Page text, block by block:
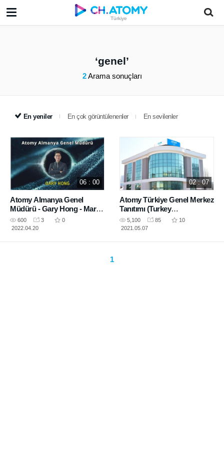
Türkiye
genel
2Arama sonuçları
En yeniler En çok görüntülenenler En sevilenler
06 : 00
Atomy Almanya Genel
Müdürü - Gary Hong - Mart
2022 Success Academy
600 3
0
2022.04.20
02 : 07
Atomy Türkiye Genel Merkez
Tanıtımı (Turkey
headquarters building
presentation)
5,100 85
10
2021.05.07
1